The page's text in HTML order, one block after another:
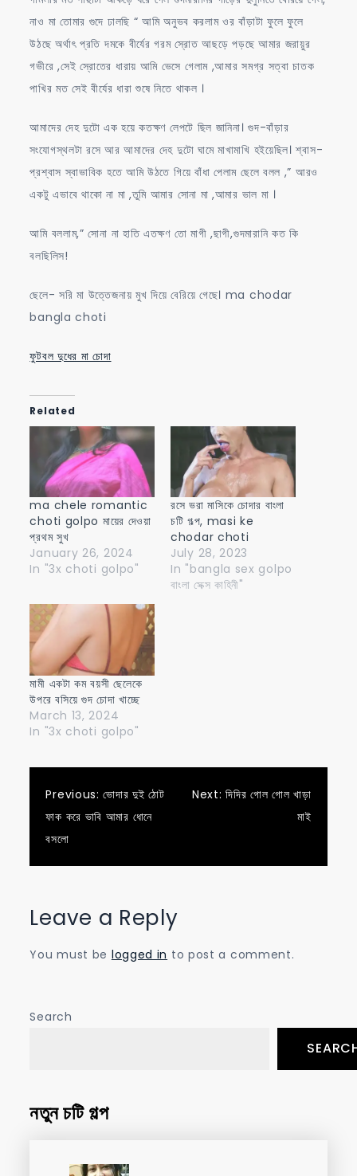
নাও মা তোমার গুদে ঢালছি “ আমি অনুভব করলাম ওর বাঁড়াটা ফুলে ফুলে
উঠছে অর্থাৎ প্রতি দমকে বীর্যের গরম স্রোত আছড়ে পড়ছে আমার জরায়ুর
গভীরে ,সেই স্রোতের ধারায় আমি ভেসে গেলাম ,আমার সমগ্র সত্বা চাতক
পাখির মত সেই বীর্যের ধারা শুষে নিতে থাকল ।
আমাদের দেহ দুটো এক হয়ে কতক্ষণ লেপটে ছিল জানিনা। গুদ-বাঁড়ার
সংযোগস্থলটা রসে আর আমাদের দেহ দুটো ঘামে মাখামাখি হইয়েছিল। শ্বাস-
প্রশ্বাস স্বাভাবিক হতে আমি উঠতে গিয়ে বাঁধা পেলাম ছেলে বলল ,” আরও
একটু এভাবে থাকো না মা ,তুমি আমার সোনা মা ,আমার ভাল মা ।
আমি বললাম,” সোনা না হাতি এতক্ষণ তো মাগী ,ছাগী,গুদমারানি কত কি
বলছিলিস!
ছেলে- সরি মা উত্তেজনায় মুখ দিয়ে বেরিয়ে গেছে। ma chodar
bangla choti
ফুটবল দুধের মা চোদা
Related
ma chele romantic
choti golpo মায়ের দেওয়া
প্রথম সুখ
January 26, 2024
In "3x choti golpo"
রসে ভরা মাসিকে চোদার বাংলা
চটি গল্প, masi ke
chodar choti
July 28, 2023
In "bangla sex golpo
বাংলা সেক্স কাহিনী"
মামী একটা কম বয়সী ছেলেকে
উপরে বসিয়ে গুদ চোদা খাচ্ছে
March 13, 2024
In "3x choti golpo"
Post
navigation
Previous: ভোদার দুই ঠোট
ফাক করে ভাবি আমার ধোনে
বসলো
Next: দিদির গোল গোল খাড়া
মাই
Leave a Reply
You must be logged in to post a comment.
Search
নতুন চটি গল্প